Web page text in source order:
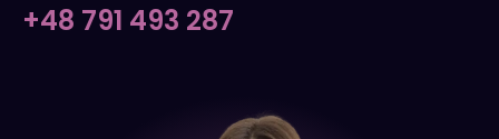
+48 791 493 287